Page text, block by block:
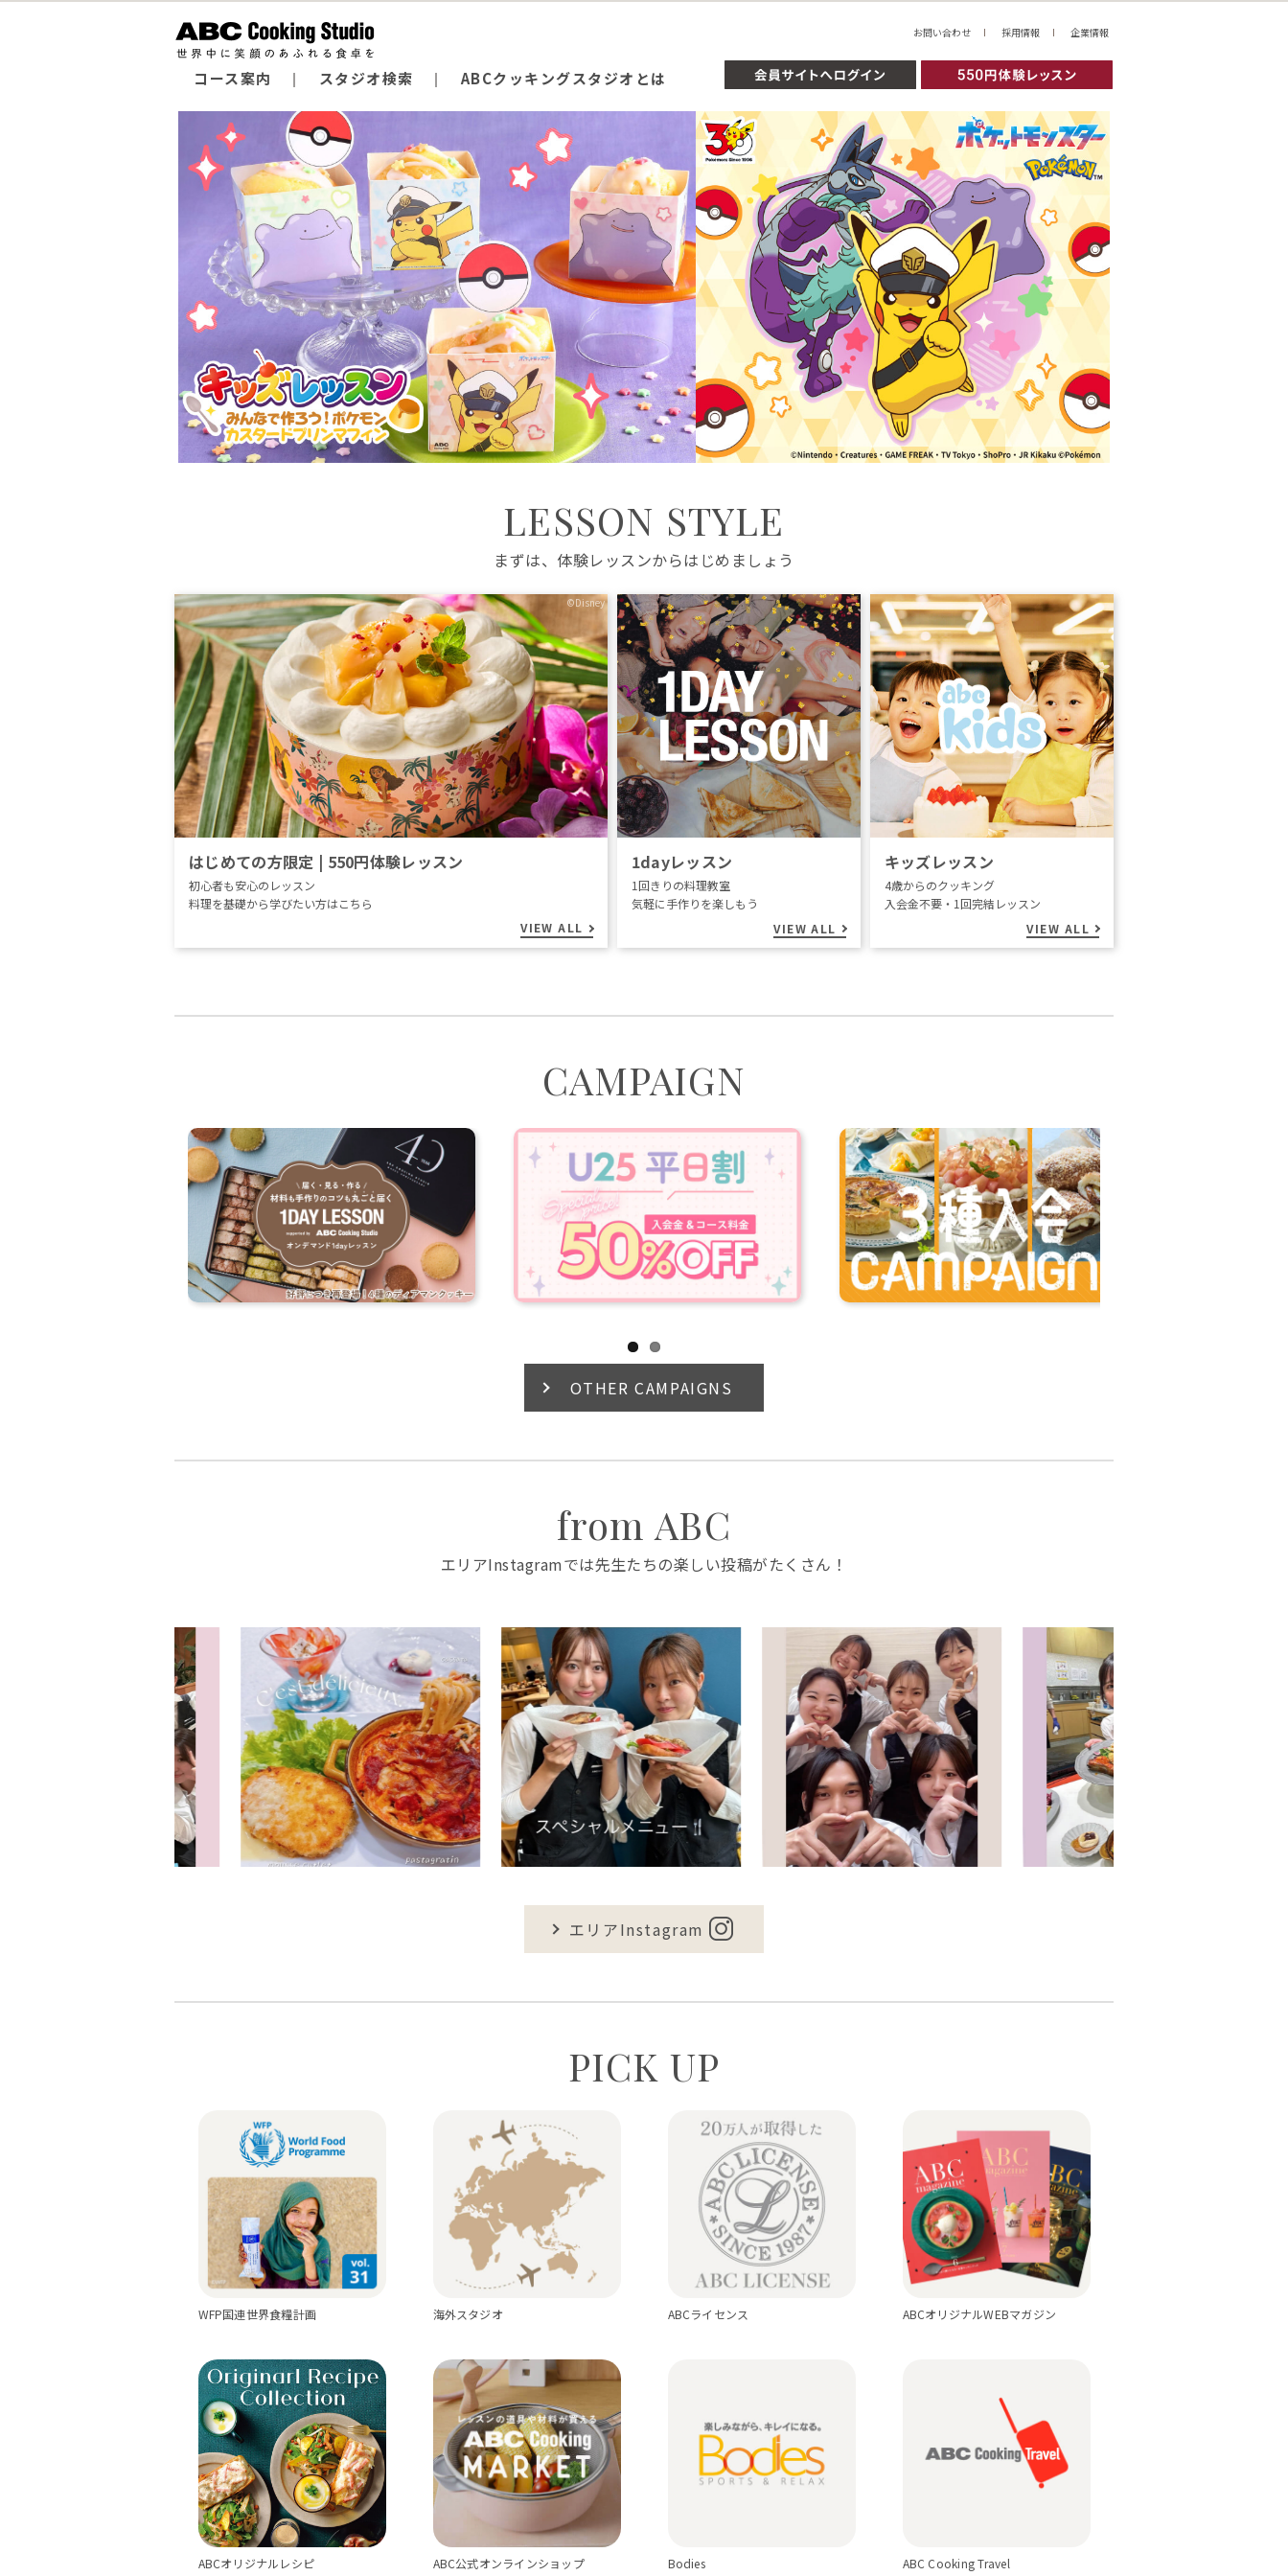
コース案内 スタジオ検索 ABCクッキングスタジオとは
お問い合わせ 採用情報 企業情報
LESSON STYLE
まずは、体験レッスンからはじめましょう
©Disney
はじめての方限定 | 550円体験レッスン
初心者も安心のレッスン
料理を基礎から学びたい方はこちら
VIEW ALL
1dayレッスン
1回きりの料理教室
気軽に手作りを楽しもう
VIEW ALL
キッズレッスン
4歳からのクッキング
入会金不要・1回完結レッスン
VIEW ALL
CAMPAIGN
OTHER CAMPAIGNS
from ABC
エリアInstagramでは先生たちの楽しい投稿がたくさん！
エリアInstagram
PICK UP
WFP国連世界食糧計画 海外スタジオ ABCライセンス ABCオリジナルWEBマガジン
ABCオリジナルレシピ ABC公式オンラインショップ Bodies ABC Cooking Travel